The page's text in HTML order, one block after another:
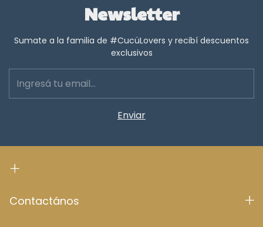
Newsletter
Sumate a la familia de #CucüLovers y recibí descuentos
exclusivos
Contactános